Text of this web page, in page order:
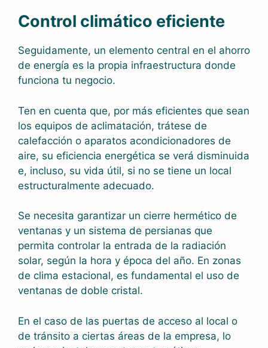
Control climático eficiente
Seguidamente, un elemento central en el ahorro
de energía es la propia infraestructura donde
funciona tu negocio.
Ten en cuenta que, por más eficientes que sean
los equipos de aclimatación, trátese de
calefacción o aparatos acondicionadores de
aire, su eficiencia energética se verá disminuida
e, incluso, su vida útil, si no se tiene un local
estructuralmente adecuado.
Se necesita garantizar un cierre hermético de
ventanas y un sistema de persianas que
permita controlar la entrada de la radiación
solar, según la hora y época del año. En zonas
de clima estacional, es fundamental el uso de
ventanas de doble cristal.
En el caso de las puertas de acceso al local o
de tránsito a ciertas áreas de la empresa, lo